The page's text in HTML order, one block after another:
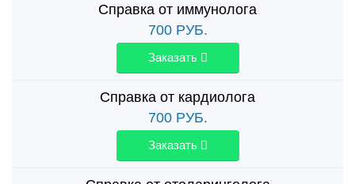
Справка от иммунолога
700РУБ.
Заказать
Справка от кардиолога
700РУБ.
Заказать